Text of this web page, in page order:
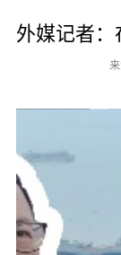
外媒记者